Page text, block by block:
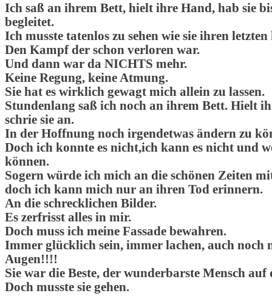
Ich saß an ihrem Bett, hielt ihre Hand, hab sie
begleitet.
Ich musste tatenlos zu sehen wie sie ihren
Den Kampf der schon verloren war.
Und dann war da NICHTS mehr.
Keine Regung, keine Atmung.
Sie hat es wirklich gewagt mich allein zu lassen.
Stundenlang saß ich noch an ihrem Bett. Hielt
schrie sie an.
In der Hoffnung noch irgendetwas ändern zu
Doch ich konnte es nicht,ich kann es nicht und
können.
Sogern würde ich mich an die schönen Zeiten
doch ich kann mich nur an ihren Tod erinnern.
An die schrecklichen Bilder.
Es zerfrisst alles in mir.
Doch muss ich meine Fassade bewahren.
Immer glücklich sein, immer lachen, auch noch
Augen!!!!
Sie war die Beste, der wunderbarste Mensch auf
Doch musste sie gehen.